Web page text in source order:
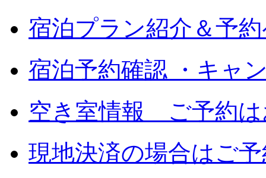
宿泊プラン紹介＆予
宿泊予約確認 ・キャ
空き室情報 ご予約は
現地決済の場合はご